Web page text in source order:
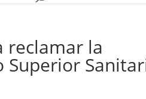
reclamar la
Superior